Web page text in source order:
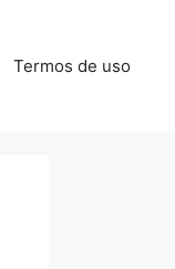
Termos de uso